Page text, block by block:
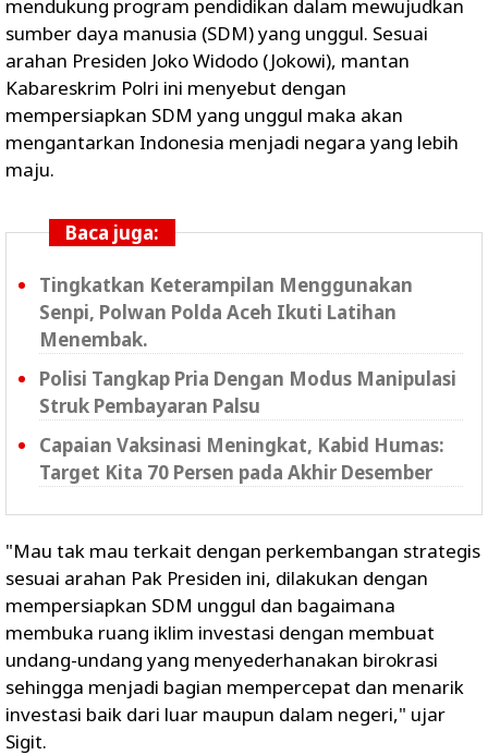
mendukung program pendidikan dalam mewujudkan
sumber daya manusia (SDM) yang unggul. Sesuai
arahan Presiden Joko Widodo (Jokowi), mantan
Kabareskrim Polri ini menyebut dengan
mempersiapkan SDM yang unggul maka akan
mengantarkan Indonesia menjadi negara yang lebih
maju.
Baca juga:
Tingkatkan Keterampilan Menggunakan
Senpi, Polwan Polda Aceh Ikuti Latihan
Menembak.
Polisi Tangkap Pria Dengan Modus Manipulasi
Struk Pembayaran Palsu
Capaian Vaksinasi Meningkat, Kabid Humas:
Target Kita 70 Persen pada Akhir Desember
"Mau tak mau terkait dengan perkembangan strategis
sesuai arahan Pak Presiden ini, dilakukan dengan
mempersiapkan SDM unggul dan bagaimana
membuka ruang iklim investasi dengan membuat
undang-undang yang menyederhanakan birokrasi
sehingga menjadi bagian mempercepat dan menarik
investasi baik dari luar maupun dalam negeri," ujar
Sigit.